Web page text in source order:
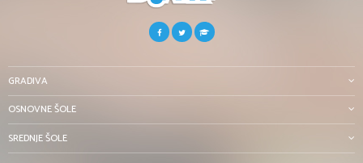
GRADIVA
OSNOVNE ŠOLE
SREDNJE ŠOLE